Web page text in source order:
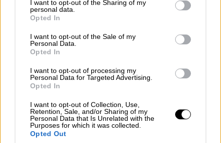
not limited to your visit or usage behaviour. You may click to
grant or deny consent to Google and its third-party tags to
use your data for below specified purposes in below Google
consent section.
I want to opt-out of the Sharing of my
personal data.
Opted In
I want to opt-out of the Sale of my
Personal Data.
Opted In
I want to opt-out of processing my
Personal Data for Targeted Advertising.
Opted In
I want to opt-out of Collection, Use,
Retention, Sale, and/or Sharing of my
Personal Data that Is Unrelated with the
Purposes for which it was collected.
Opted Out
POPULAR VIDEOS